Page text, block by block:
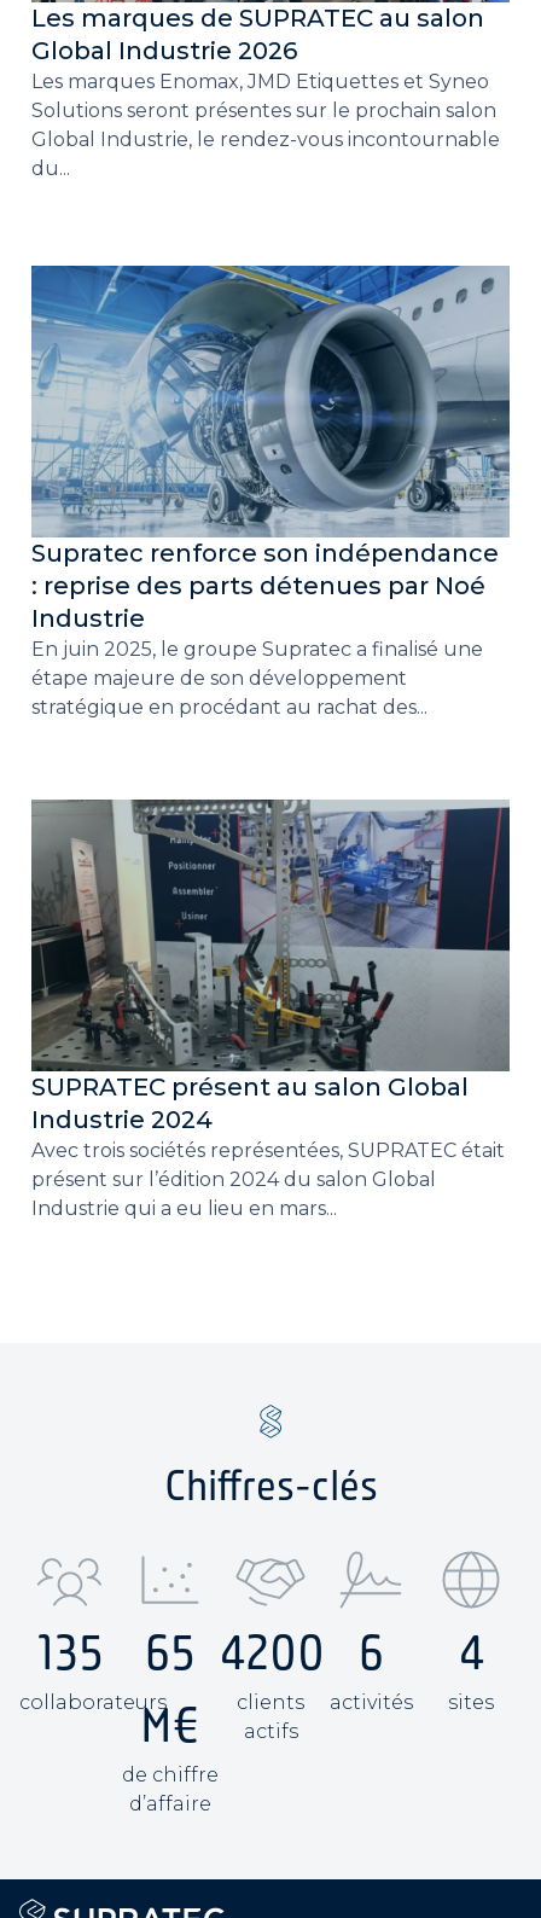
Les marques de SUPRATEC au salon
Global Industrie 2026
Les marques Enomax, JMD Etiquettes et Syneo
Solutions seront présentes sur le prochain salon
Global Industrie, le rendez-vous incontournable
du...
Supratec renforce son indépendance
: reprise des parts détenues par Noé
Industrie
En juin 2025, le groupe Supratec a finalisé une
étape majeure de son développement
stratégique en procédant au rachat des...
SUPRATEC présent au salon Global
Industrie 2024
Avec trois sociétés représentées, SUPRATEC était
présent sur l’édition 2024 du salon Global
Industrie qui a eu lieu en mars...
Chiffres-clés
135
collaborateurs
65
M€
de chiffre
d’affaire
4200
clients
actifs
6
activités
4
sites